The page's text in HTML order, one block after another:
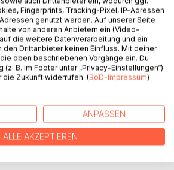
kein Klopapier,
Obermeckers Opelsitz -
Kinder gern für allen möglichen Mist
bist Du völlig unschuldig! Schliesslich
alltäglichen Ärgernissen 26 furchtbar
Bernadette, Cornelia ...
nicht nur die 26 Buchstaben
auch die ausgefuchstesten
Mama, ein Nachbar oder eine
Fingerprints, Tracking-Pixel, IP-Adressen
genutzt werden. Auf unserer Seite
von anderen Anbietern ein (Video-
die weitere Datenverarbeitung und ein
den Drittanbieter keinen Einfluss. Mit deiner
oben beschriebenen Vorgänge ein. Du
(z. B. im Footer unter „Privacy-Einstellungen“)
Zukunft widerrufen. (BoD-Impressum)
ANPASSEN
ALLE AKZEPTIEREN